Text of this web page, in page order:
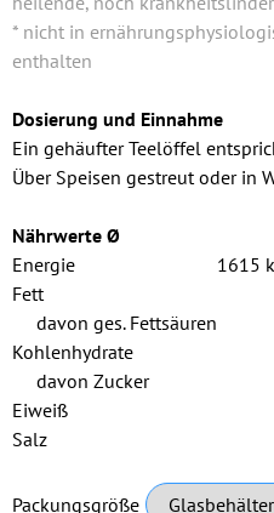
* nicht in
enthalten
Dosierung und Einnahme
Ein gehäufter Teelöffel
Über Speisen gestreut oder in
Nährwerte Ø
Energie
1615
Fett
davon ges. Fettsäuren
Kohlenhydrate
davon Zucker
Eiweiß
Salz
Pflichtfeld
Packungsgröße